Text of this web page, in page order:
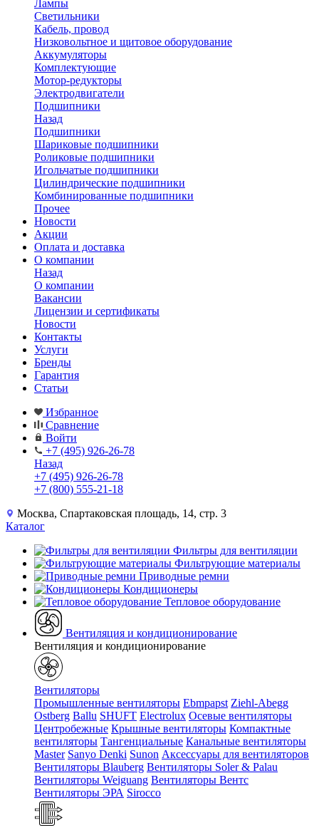
Лампы
Светильники
Кабель, провод
Низковольтное и щитовое оборудование
Аккумуляторы
Комплектующие
Мотор-редукторы
Электродвигатели
Подшипники
Назад
Подшипники
Шариковые подшипники
Роликовые подшипники
Игольчатые подшипники
Цилиндрические подшипники
Комбинированные подшипники
Прочее
Новости
Акции
Оплата и доставка
О компании
Назад
О компании
Вакансии
Лицензии и сертификаты
Новости
Контакты
Услуги
Бренды
Гарантия
Статьи
Избранное
Сравнение
Войти
+7 (495) 926-26-78
Назад
+7 (495) 926-26-78
+7 (800) 555-21-18
Москва, Спартаковская площадь, 14, стр. 3
Каталог
Фильтры для вентиляции
Фильтрующие материалы
Приводные ремни
Кондиционеры
Тепловое оборудование
Вентиляция и кондиционирование
Вентиляция и кондиционирование
Вентиляторы
Промышленные вентиляторы Ebmpapst Ziehl-Abegg
Ostberg Ballu SHUFT Electrolux Осевые вентиляторы
Центробежные Крышные вентиляторы Компактные
вентиляторы Тангенциальные Канальные вентиляторы
Master Sanyo Denki Sunon Аксессуары для вентиляторов
Вентиляторы Blauberg Вентиляторы Soler & Palau
Вентиляторы Weiguang Вентиляторы Вентс
Вентиляторы ЭРА Sirocco